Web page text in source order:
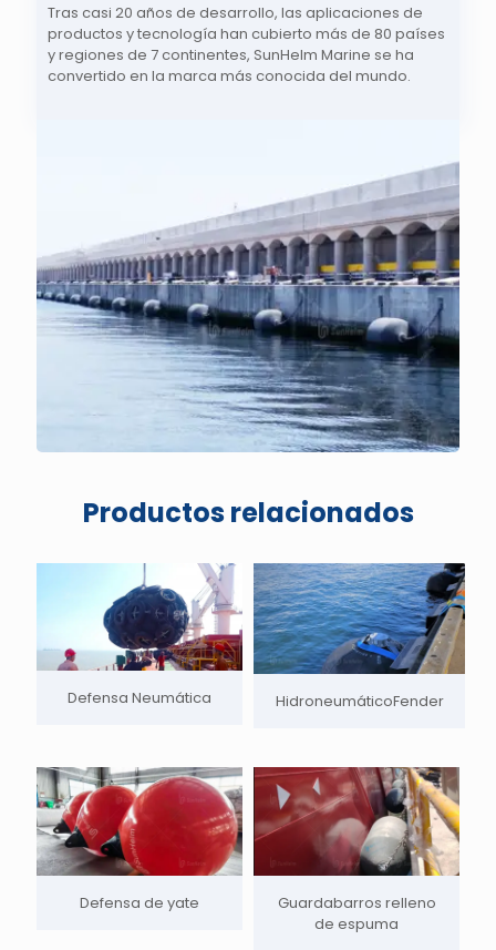
Tras casi 20 años de desarrollo, las aplicaciones de
productos y tecnología han cubierto más de 80 países
y regiones de 7 continentes, SunHelm Marine se ha
convertido en la marca más conocida del mundo.
Productos relacionados
Defensa Neumática HidroneumáticoFender
Defensa de yate
Guardabarros relleno
de espuma